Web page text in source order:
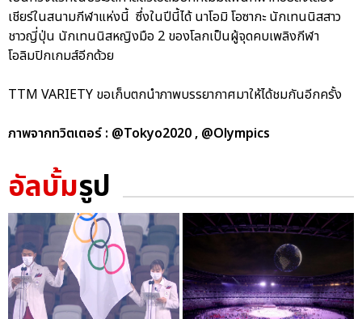
เชียร์ในสนามกีฬาแห่งนี้ ซึ่งในปีนี้ได้ นาโอมิ โอซากะ นักเทนนิสสาว
ชาวญี่ปุ่น นักเทนนิสหญิงมือ 2 ของโลกเป็นผู้จุดคบเพลิงกีฬา
โอลิมปิกเกมส์อีกด้วย
TTM VARIETY ขอเก็บตกนำภาพบรรยากาศมาให้ได้ชมกันอีกครั้ง
ภาพจากทวิตเตอร์ : @Tokyo2020 , @Olympics
อัลบั้มรูป